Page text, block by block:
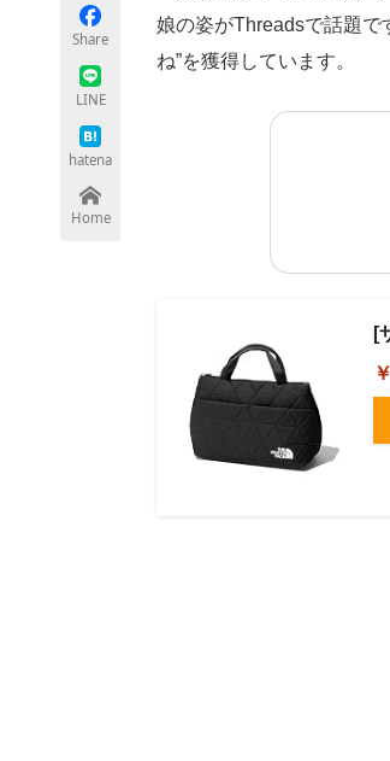
Share
LINE
hatena
Home
娘の姿がThreadsで話題で
ね”を獲得しています。
[